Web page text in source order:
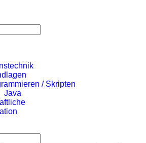
/ Skripten
Java